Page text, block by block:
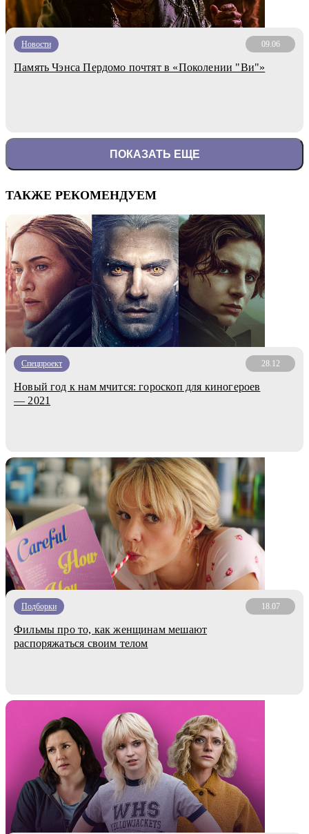
Новости 09.06
Память Чэнса Пердомо почтят в «Поколении "Ви"»
ПОКАЗАТЬ ЕЩЕ
ТАКЖЕ РЕКОМЕНДУЕМ
Спецпроект 28.12
Новый год к нам мчится: гороскоп для киногероев
— 2021
Подборки 18.07
Фильмы про то, как женщинам мешают
распоряжаться своим телом